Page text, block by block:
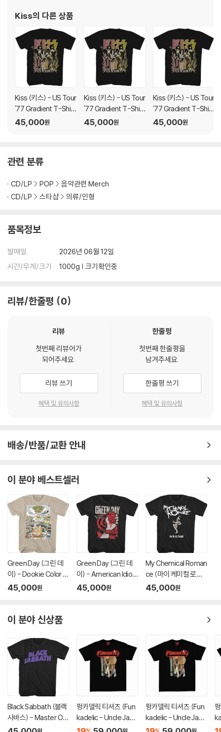
Kiss의 다른 상품
Kiss (키스) - US Tour
'77 Gradient T-Shirt
- XL Black
45,000원
Kiss (키스) - US Tour
'77 Gradient T-Shirt
- Large Black
45,000원
Kiss (키스) - US Tour
'77 Gradient T-Shirt
- Medium Black
45,000원
관련 분류
CD/LP POP
음악관련 Merch
CD/LP
스타샵 의류/인형
품목정보
발매일
2026년 06월 12일
시간/무게/크기
1000g | 크기확인중
리뷰/한줄평 0
리뷰
첫번째 리뷰어가
되어주세요.
리뷰 쓰기
혜택 및 유의사항
한줄평
첫번째 한줄평을
남겨주세요.
한줄평 쓰기
혜택 및 유의사항
배송/반품/교환 안내
이 분야 베스트셀러
Green Day (그린 데
이) - Dookie Color S
cene T-Shirt - Medi
45,000원
Green Day (그린 데
이) - American Idiot
Hysteria T-Shirt - 2
45,000원
My Chemical Roman
ce (마이 케미컬 로맨
스) - Black Parade B
45,000원
이 분야 신상품
Black Sabbath (블랙
사바스) - Master Of
Reality T-shirt - XL
펑카델릭 티셔츠 (Fun
kadelic - Uncle Jam
Peacock Chair - He
펑카델릭 티셔츠 (Fun
kadelic - Uncle Jam
Peacock Chair - He